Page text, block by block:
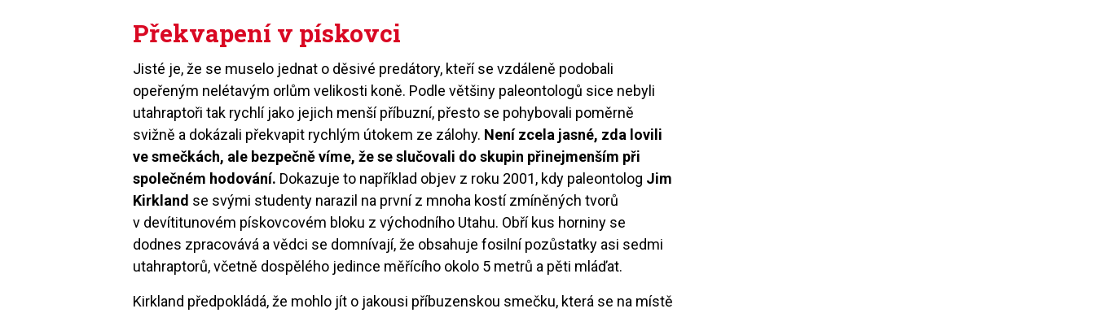
Překvapení v pískovci
Jisté je, že se muselo jednat o děsivé predátory, kteří se vzdáleně podobali
opeřeným nelétavým orlům velikosti koně. Podle většiny paleontologů sice nebyli
utahraptoři tak rychlí jako jejich menší příbuzní, přesto se pohybovali poměrně
svižně a dokázali překvapit rychlým útokem ze zálohy. Není zcela jasné, zda lovili
ve smečkách, ale bezpečně víme, že se slučovali do skupin přinejmenším při
společném hodování. Dokazuje to například objev z roku 2001, kdy paleontolog Jim
Kirkland se svými studenty narazil na první z mnoha kostí zmíněných tvorů
v devítitunovém pískovcovém bloku z východního Utahu. Obří kus horniny se
dodnes zpracovává a vědci se domnívají, že obsahuje fosilní pozůstatky asi sedmi
utahraptorů, včetně dospělého jedince měřícího okolo 5 metrů a pěti mláďat.
Kirkland předpokládá, že mohlo jít o jakousi příbuzenskou smečku, která se na místě